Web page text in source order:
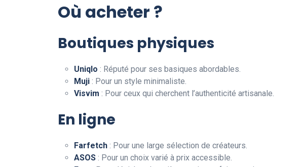
Où acheter ?
Boutiques physiques
Uniqlo : Réputé pour ses basiques abordables.
Muji : Pour un style minimaliste.
Visvim : Pour ceux qui cherchent l’authenticité artisanale.
En ligne
Farfetch : Pour une large sélection de créateurs.
ASOS : Pour un choix varié à prix accessible.